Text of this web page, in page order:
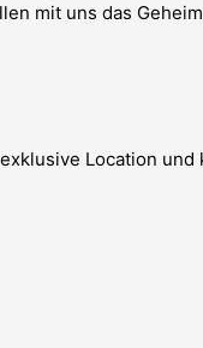
mit uns das
Location